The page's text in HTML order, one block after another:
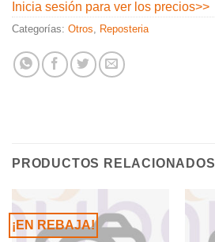
Inicia sesión para ver los precios>>
Categorías: Otros, Reposteria
PRODUCTOS RELACIONADOS
¡EN REBAJA!